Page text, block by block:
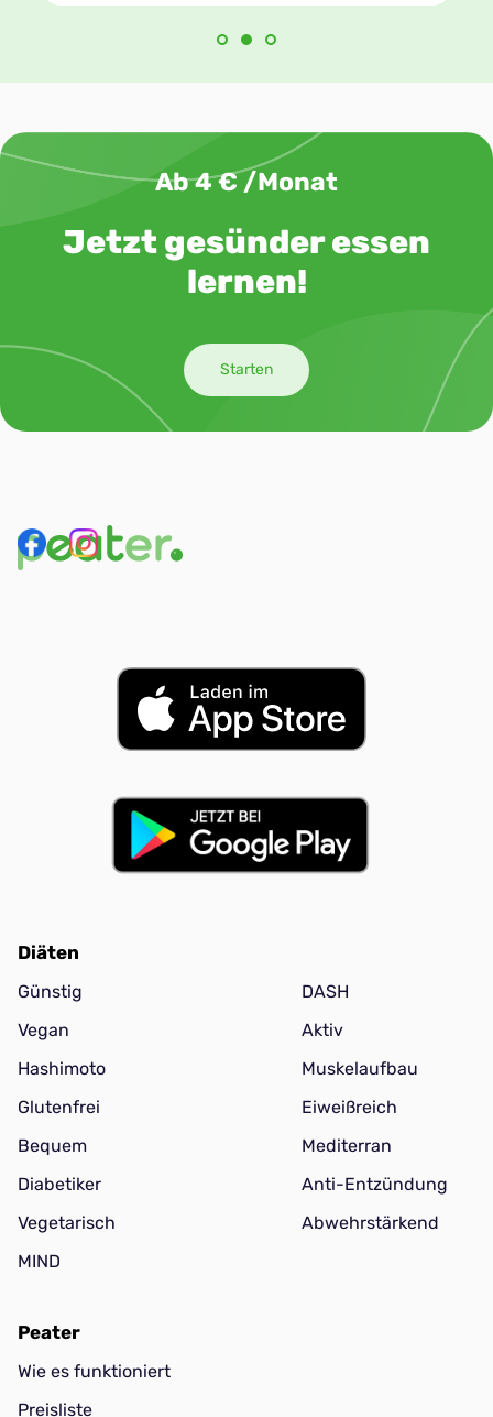
Ab 4 € /Monat
Jetzt gesünder essen
lernen!
Starten
Diäten
Günstig
Vegan
Hashimoto
Glutenfrei
Bequem
Diabetiker
Vegetarisch
MIND
DASH
Aktiv
Muskelaufbau
Eiweißreich
Mediterran
Anti-Entzündung
Abwehrstärkend
Peater
Wie es funktioniert
Preisliste